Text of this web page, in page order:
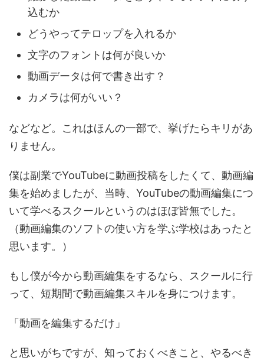
込むか
どうやってテロップを入れるか
文字のフォントは何が良いか
動画データは何で書き出す？
カメラは何がいい？
などなど。これはほんの一部で、挙げたらキリがあ
りません。
僕は副業でYouTubeに動画投稿をしたくて、動画編
集を始めましたが、当時、YouTubeの動画編集につ
いて学べるスクールというのはほぼ皆無でした。
（動画編集のソフトの使い方を学ぶ学校はあったと
思います。）
もし僕が今から動画編集をするなら、スクールに行
って、短期間で動画編集スキルを身につけます。
「動画を編集するだけ」
と思いがちですが、知っておくべきこと、やるべき